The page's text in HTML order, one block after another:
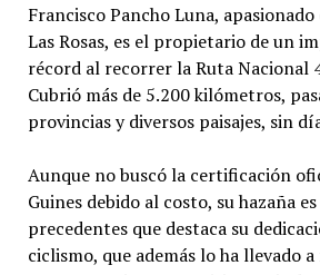
Francisco Pancho Luna,
Las Rosas, es el propietario de un
récord al recorrer la Ruta Nacional
Cubrió más de 5.200 kilómetros,
provincias y diversos paisajes, sin
Aunque no buscó la certificación
Guines debido al costo, su hazaña
precedentes que destaca su
ciclismo, que además lo ha llevado